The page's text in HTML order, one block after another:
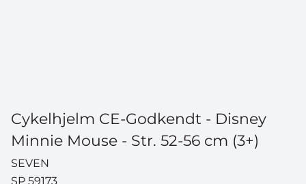
Cykelhjelm CE-Godkendt - Disney
Minnie Mouse - Str. 52-56 cm (3+)
SEVEN
SP 59173